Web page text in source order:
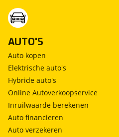
AUTO'S
Auto kopen
Elektrische auto's
Hybride auto's
Online Autoverkoopservice
Inruilwaarde berekenen
Auto financieren
Auto verzekeren